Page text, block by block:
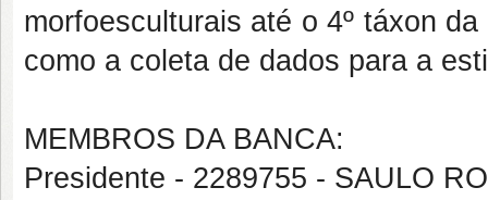
morfoesculturais até o 4º táxon
como a coleta de dados para a
MEMBROS DA BANCA:
Presidente - 2289755 - SAULO